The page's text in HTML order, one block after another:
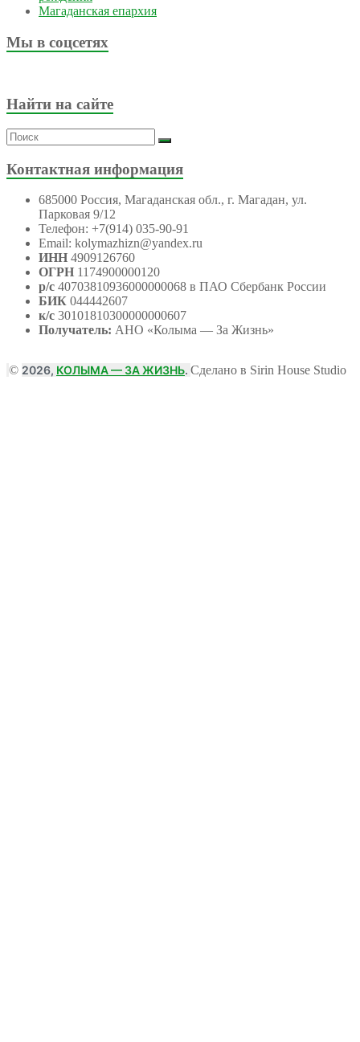
Магаданская епархия
Мы в соцсетях
Найти на сайте
Контактная информация
685000 Россия, Магаданская обл., г. Магадан, ул.
Парковая 9/12
Телефон: +7(914) 035-90-91
Email: kolymazhizn@yandex.ru
ИНН 4909126760
ОГРН 1174900000120
р/с 40703810936000000068 в ПАО Сбербанк России
БИК 044442607
к/с 30101810300000000607
Получатель: АНО «Колыма — За Жизнь»
© 2026, КОЛЫМА — ЗА ЖИЗНЬ. Сделано в Sirin House Studio